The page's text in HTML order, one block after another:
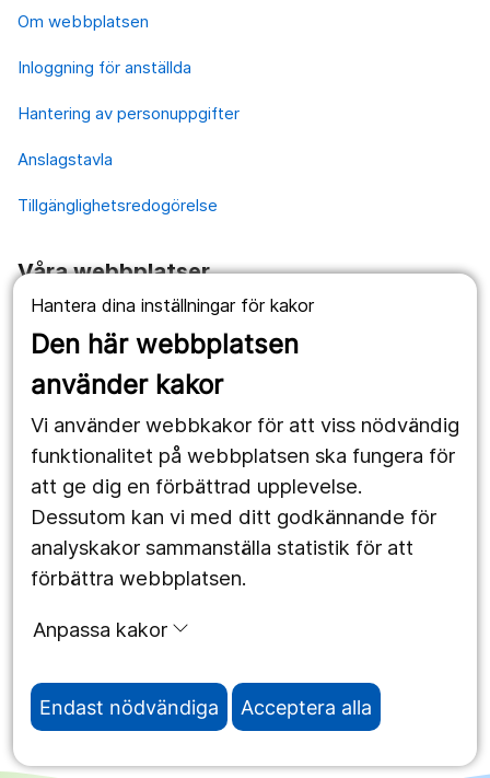
Hantera dina inställningar för kakor
Den här webbplatsen
använder kakor
Vi använder webbkakor för att viss nödvändig
funktionalitet på webbplatsen ska fungera för
att ge dig en förbättrad upplevelse.
Dessutom kan vi med ditt godkännande för
analyskakor sammanställa statistik för att
förbättra webbplatsen.
Anpassa kakor
Endast nödvändiga Acceptera alla
Om webbplatsen
Inloggning för anställda
Hantering av personuppgifter
Anslagstavla
Tillgänglighetsredogörelse
Våra webbplatser
1177.se
Länstrafiken
Utveckling
Följ oss
Facebook